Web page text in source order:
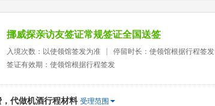
挪威探亲访友签证常规签证全国送签
入境次数：以使领馆签发为准
停留时长：使领馆根据行程签发
签证有效期：使领馆根据行程签发
代做机酒行程材料 受理范围